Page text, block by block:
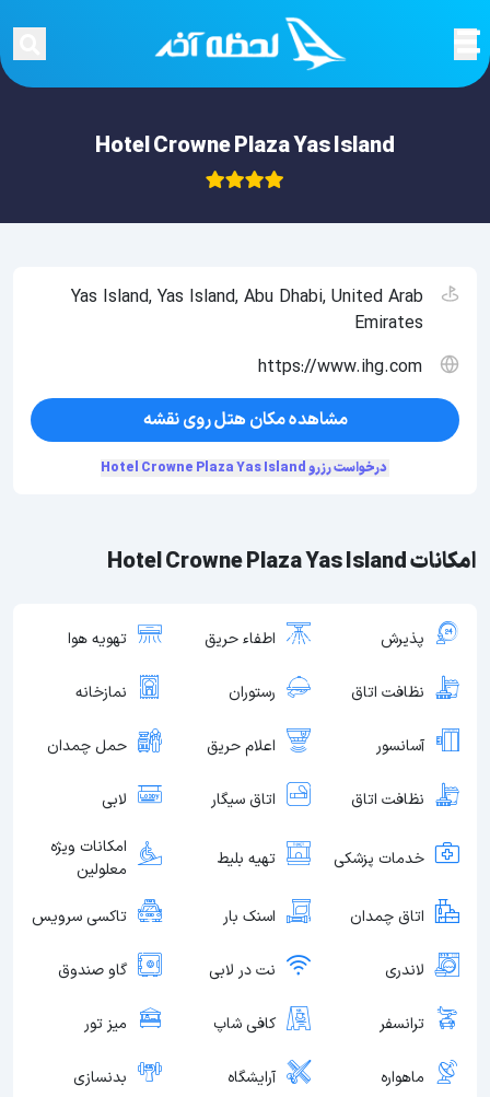
Hotel Crowne Plaza Yas Island
امکانات Hotel Crowne Plaza Yas Island
پذیرش اطفاء حریق تهویه هوا
نظافت اتاق رستوران نمازخانه
آسانسور اعلام حریق حمل چمدان
نظافت اتاق اتاق سیگار لابی
خدمات پزشکی تهیه بلیط
امکانات ویژه
معلولین
اتاق چمدان اسنک بار تاکسی سرویس
لاندری نت در لابی گاو صندوق
ترانسفر کافی شاپ میز تور
ماهواره آرایشگاه بدنسازی
Yas Island, Yas Island, Abu Dhabi, United Arab
Emirates
https://www.ihg.com
مشاهده مکان هتل روی نقشه
درخواست رزرو Hotel Crowne Plaza Yas Island